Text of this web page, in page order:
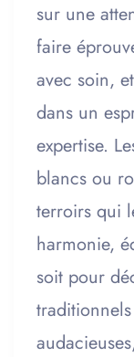
sur une
faire
avec soin,
dans un
expertise.
blancs ou
terroirs qui
harmonie,
soit pour